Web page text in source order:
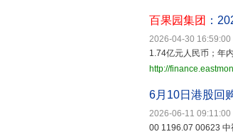
百果园集团 ：
2026-04-30 16:59:00
1.74亿元人民币；年
http://
6月10日港股回
2026-06-11 09:11:00
00 1196.07 00623